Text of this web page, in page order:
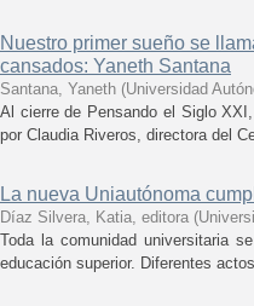
Nuestro primer sueño se
cansados: Yaneth Santana
Santana, Yaneth (Universidad
Al cierre de Pensando el Siglo
por Claudia Riveros, directora del
La nueva Uniautónoma
Díaz Silvera, Katia, editora (
Toda la comunidad universitaria
educación superior. Diferentes